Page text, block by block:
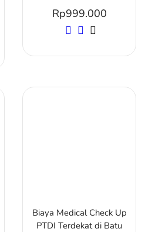
Rp999.000
Biaya Medical Check Up
PTDI Terdekat di Batu